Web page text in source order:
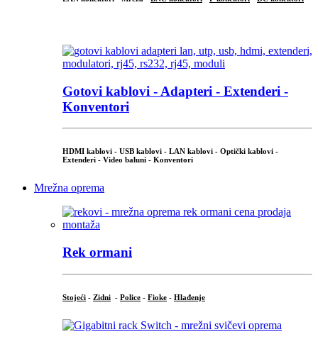
Gotovi kablovi - Adapteri - Extenderi -
Konventori
HDMI kablovi - USB kablovi - LAN kablovi - Optički kablovi -
Extenderi - Video baluni - Konventori
Mrežna oprema
Rek ormani
Stojeći - Zidni - Police - Fioke - Hlađenje